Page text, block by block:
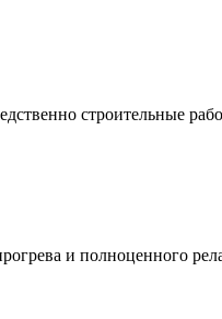
строительные
и полноценного